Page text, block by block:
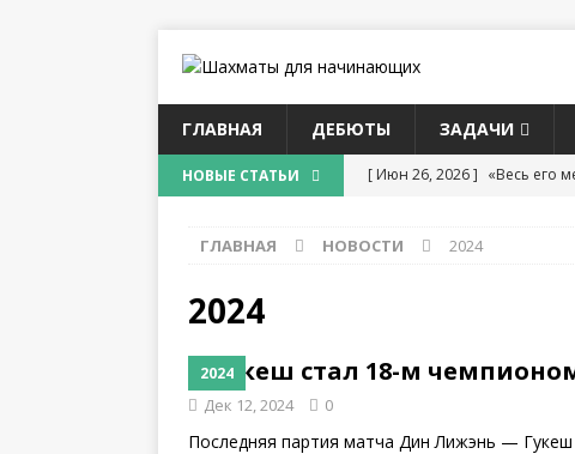
ГЛАВНАЯ ДЕБЮТЫ ЗАДАЧИ
НОВЫЕ СТАТЬИ [ Июн 26, 2026 ] «Весь его
[ Июн 13, 2026 ]
[ Май 28, 2026 ]
Рустам
ГЛАВНАЯ НОВОСТИ 2024
2024
2024
Гукеш стал 18-м
Дек 12, 2024 0
Последняя партия матча Дин Лижэнь —